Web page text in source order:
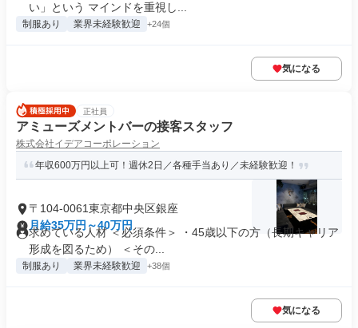
い」という マインドを重視し...
制服あり 業界未経験歓迎 +24個
気になる
正社員
アミューズメントバーの接客スタッフ
株式会社イデアコーポレーション
年収600万円以上可！週休2日／各種手当あり／未経験歓迎！
〒104-0061東京都中央区銀座
月給35万円～40万円
求めている人材 ＜必須条件＞ ・45歳以下の方（長期キャリア
形成を図るため） ＜その...
制服あり 業界未経験歓迎 +38個
気になる